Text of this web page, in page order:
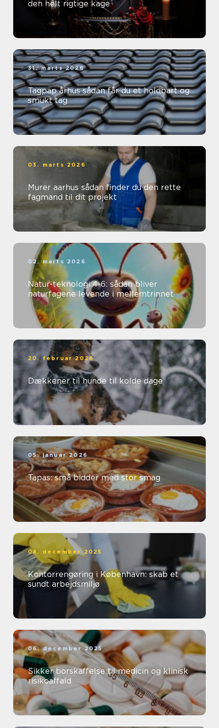
den helt rigtige kage
31. marts 2026
Tagpap århus sådan får du et holdbart og
smukt tag
03. marts 2026
Murer aarhus sådan finder du den rette
fagmand til dit projekt
02. marts 2026
Natur-teknologi 4-6: sådan bliver
naturfagene levende i mellemtrinnet
20. februar 2026
Dækkener til hunde til kolde dage
05. januar 2026
Tapas: små bidder med stor smag
08. december 2025
Kontorrengøring i København: skab et
sundt arbejdsmiljø
06. december 2025
Sikker borskaffelse til medicin og klinisk
risikoaffald